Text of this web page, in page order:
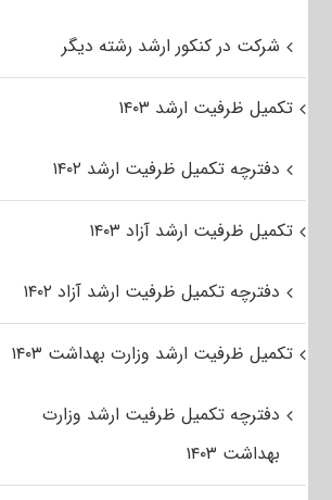
شرکت در کنکور ارشد رشته دیگر
تکمیل ظرفیت ارشد ۱۴۰۳
دفترچه تکمیل ظرفیت ارشد ۱۴۰۲
تکمیل ظرفیت ارشد آزاد ۱۴۰۳
دفترچه تکمیل ظرفیت ارشد آزاد ۱۴۰۲
تکمیل ظرفیت ارشد وزارت بهداشت ۱۴۰۳
دفترچه تکمیل ظرفیت ارشد وزارت
بهداشت ۱۴۰۳